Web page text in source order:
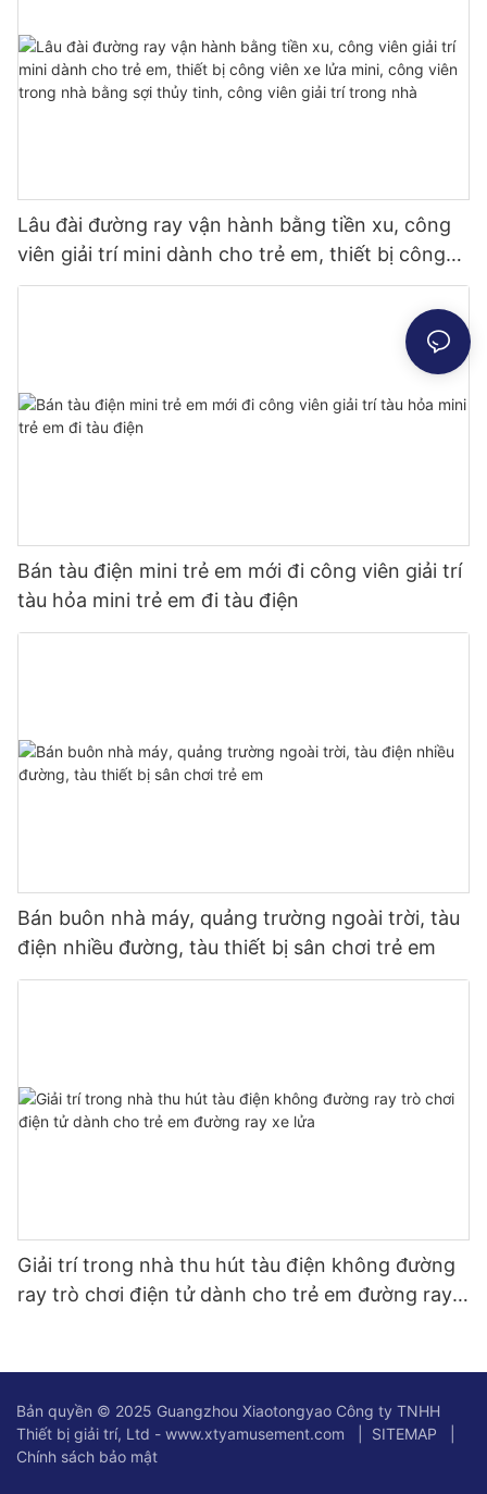
Lâu đài đường ray vận hành bằng tiền xu, công
viên giải trí mini dành cho trẻ em, thiết bị công
viên xe lửa mini, công viên trong nhà bằng sợi
Bán tàu điện mini trẻ em mới đi công viên giải trí
tàu hỏa mini trẻ em đi tàu điện
Bán buôn nhà máy, quảng trường ngoài trời, tàu
điện nhiều đường, tàu thiết bị sân chơi trẻ em
Giải trí trong nhà thu hút tàu điện không đường
ray trò chơi điện tử dành cho trẻ em đường ray
Bản quyền © 2025 Guangzhou Xiaotongyao Công ty TNHH
Thiết bị giải trí, Ltd - www.xtyamusement.com |
SITEMAP
Chính sách bảo mật